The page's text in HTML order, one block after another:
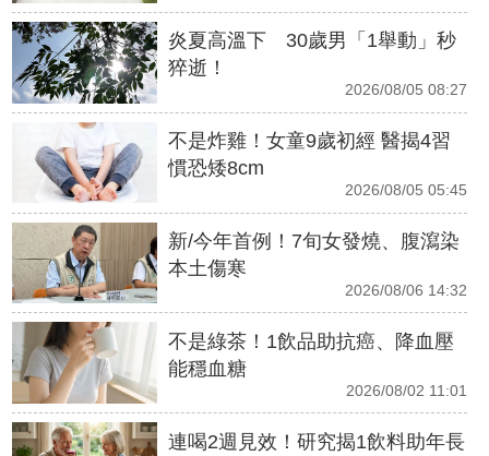
炎夏高溫下 30歲男「1舉動」秒
猝逝！
2026/08/05 08:27
不是炸雞！女童9歲初經 醫揭4習
慣恐矮8cm
2026/08/05 05:45
新/今年首例！7旬女發燒、腹瀉染
本土傷寒
2026/08/06 14:32
不是綠茶！1飲品助抗癌、降血壓
能穩血糖
2026/08/02 11:01
連喝2週見效！研究揭1飲料助年長